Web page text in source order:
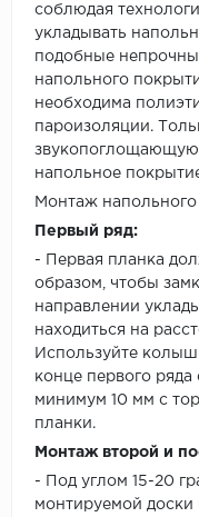
соблюдая
укладывать
подобные
напольного
необходима
пароизоляции.
звукопоглощающую
напольное
Монтаж
Первый ряд:
- Первая планка
образом, чтобы
направлении
находиться на
Используйте
конце первого
минимум 10 мм с
планки.
Монтаж второй и
- Под углом 15-20
монтируемой